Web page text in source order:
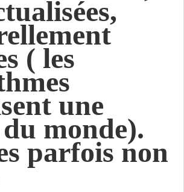
( les
une
monde).
parfois non